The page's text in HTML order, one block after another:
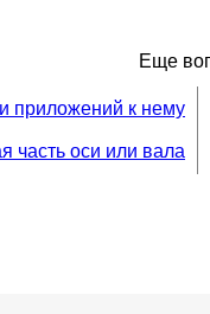
Еще
приложений к нему
часть оси или вала